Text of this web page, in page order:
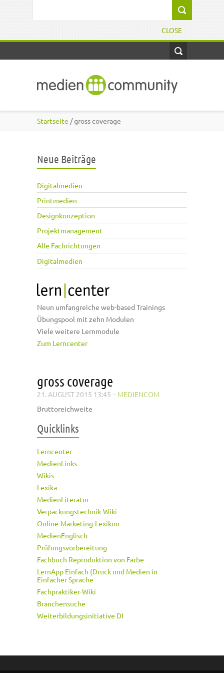
CLOSE
Startseite / gross coverage
Neue Beiträge
Digitalmedien
Printmedien
Designkonzeption
Projektmanagement
Alle Fachrichtungen
Digitalmedien
Neun umfangreiche web-based Trainings
Übungspool mit zehn Modulen
Viele weitere Lernmodule
Zum Lerncenter
gross coverage
21. AUGUST 2015 13:45 – MEDIENCOM
Bruttoreichweite
Quicklinks
Lerncenter
MedienLinks
Wikis
Lexika
MedienLiteratur
Verpackungstechnik-Wiki
Online-Marketing-Lexikon
MedienEnglisch
Prüfungsvorbereitung
Fachbuch Reproduktion von Farbe
LernApp Einfach (Druck und Medien in
Einfacher Sprache
Fachpraktiker-Wiki
Branchensuche
Weiterbildungsinitiative DI